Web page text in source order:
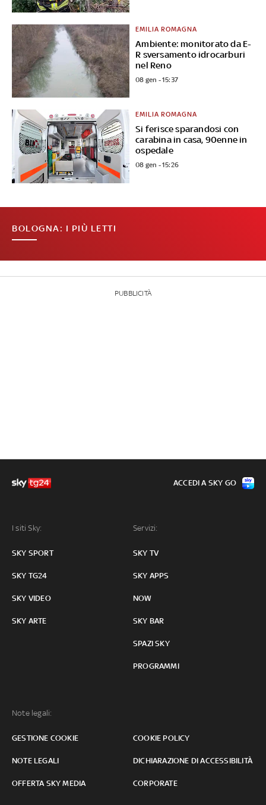
Ambiente: monitorato da E-
R sversamento idrocarburi
nel Reno
EMILIA ROMAGNA
08 gen - 15:37
Si ferisce sparandosi con
carabina in casa, 90enne in
ospedale
EMILIA ROMAGNA
08 gen - 15:26
BOLOGNA: I PIÙ LETTI
PUBBLICITÀ
I siti Sky:
SKY SPORT
SKY TG24
SKY VIDEO
SKY ARTE
Servizi:
SKY TV
SKY APPS
NOW
SKY BAR
SPAZI SKY
PROGRAMMI
Note legali:
GESTIONE COOKIE COOKIE POLICY
NOTE LEGALI DICHIARAZIONE DI ACCESSIBILITÀ
OFFERTA SKY MEDIA CORPORATE
ACCEDI A SKY GO